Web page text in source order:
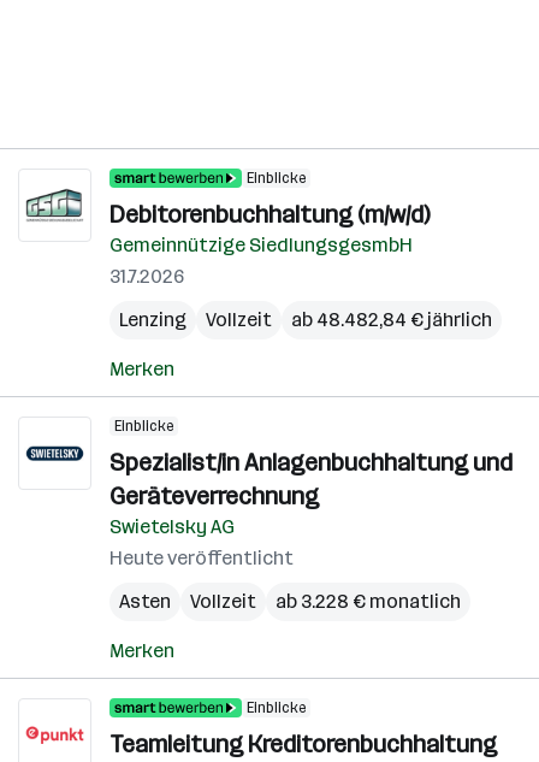
Einblicke
Debitorenbuchhaltung (m/w/d)
Gemeinnützige SiedlungsgesmbH
31.7.2026
Lenzing
Vollzeit ab 48.482,84 € jährlich
Merken
Einblicke
Spezialist/in Anlagenbuchhaltung und
Geräteverrechnung
Swietelsky AG
Heute veröffentlicht
Asten
Vollzeit ab 3.228 € monatlich
Merken
Einblicke
Teamleitung Kreditorenbuchhaltung